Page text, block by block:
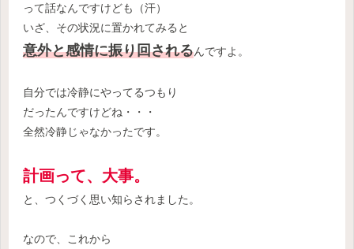
って話なんですけども（汗）
いざ、その状況に置かれてみると
意外と感情に振り回されるんですよ。
自分では冷静にやってるつもり
だったんですけどね・・・
全然冷静じゃなかったです。
計画って、大事。
と、つくづく思い知らされました。
なので、これから